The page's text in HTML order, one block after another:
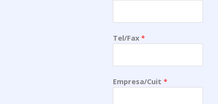
Tel/Fax*
Empresa/Cuit*